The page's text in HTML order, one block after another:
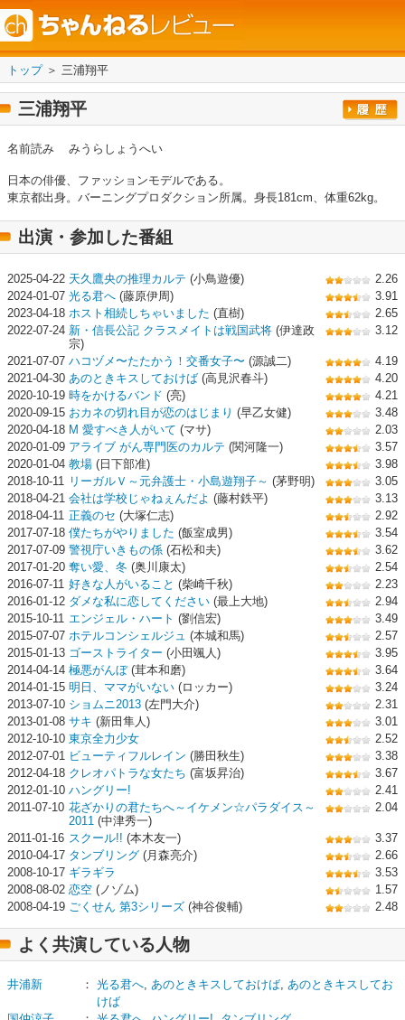
トップ＞ 三浦翔平
三浦翔平
名前読み みうらしょうへい
日本の俳優、ファッションモデルである。
東京都出身。バーニングプロダクション所属。身長181cm、体重62kg。
出演・参加した番組
2025-04-22 天久鷹央の推理カルテ (小鳥遊優)
2.26
2024-01-07 光る君へ (藤原伊周)
3.91
2023-04-18 ホスト相続しちゃいました (直樹)
2.65
2022-07-24 新・信長公記 クラスメイトは戦国武将 (伊達政
宗)
3.12
2021-07-07 ハコヅメ〜たたかう！交番女子〜 (源誠二)
4.19
2021-04-30 あのときキスしておけば (高見沢春斗)
4.20
2020-10-19 時をかけるバンド (亮)
4.21
2020-09-15 おカネの切れ目が恋のはじまり (早乙女健)
3.48
2020-04-18 M 愛すべき人がいて (マサ)
2.03
2020-01-09 アライブ がん専門医のカルテ (関河隆一)
3.57
2020-01-04 教場 (日下部准)
3.98
2018-10-11 リーガルＶ～元弁護士・小島遊翔子～ (茅野明)
3.05
2018-04-21 会社は学校じゃねぇんだよ (藤村鉄平)
3.13
2018-04-11 正義のセ (大塚仁志)
2.92
2017-07-18 僕たちがやりました (飯室成男)
3.54
2017-07-09 警視庁いきもの係 (石松和夫)
3.62
2017-01-20 奪い愛、冬 (奥川康太)
2.54
2016-07-11 好きな人がいること (柴崎千秋)
2.23
2016-01-12 ダメな私に恋してください (最上大地)
2.94
2015-10-11 エンジェル・ハート (劉信宏)
3.49
2015-07-07 ホテルコンシェルジュ (本城和馬)
2.57
2015-01-13 ゴーストライター (小田颯人)
3.95
2014-04-14 極悪がんぼ(茸本和磨)
3.64
2014-01-15 明日、ママがいない (ロッカー)
3.24
2013-07-10 ショムニ2013 (左門大介)
2.31
2013-01-08 サキ (新田隼人)
3.01
2012-10-10 東京全力少女
2.52
2012-07-01 ビューティフルレイン (勝田秋生)
3.38
2012-04-18 クレオパトラな女たち (富坂昇治)
3.67
2012-01-10 ハングリー!
2.41
2011-07-10 花ざかりの君たちへ～イケメン☆パラダイス～
2011 (中津秀一)
2.04
2011-01-16 スクール!! (本木友一)
3.37
2010-04-17 タンブリング (月森亮介)
2.66
2008-10-17 ギラギラ
3.53
2008-08-02 恋空 (ノゾム)
1.57
2008-04-19 ごくせん 第3シリーズ (神谷俊輔) 2.48
よく共演している人物
井浦新 ： 光る君へ, あのときキスしておけば, あのときキスしてお
けば